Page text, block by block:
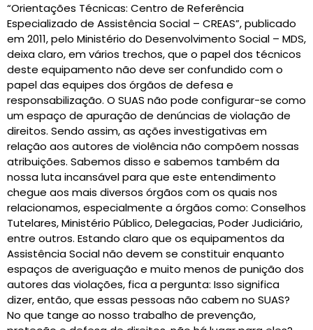
“Orientações Técnicas: Centro de Referência
Especializado de Assistência Social – CREAS”, publicado
em 2011, pelo Ministério do Desenvolvimento Social – MDS,
deixa claro, em vários trechos, que o papel dos técnicos
deste equipamento não deve ser confundido com o
papel das equipes dos órgãos de defesa e
responsabilização. O SUAS não pode configurar-se como
um espaço de apuração de denúncias de violação de
direitos. Sendo assim, as ações investigativas em
relação aos autores de violência não compõem nossas
atribuições. Sabemos disso e sabemos também da
nossa luta incansável para que este entendimento
chegue aos mais diversos órgãos com os quais nos
relacionamos, especialmente a órgãos como: Conselhos
Tutelares, Ministério Público, Delegacias, Poder Judiciário,
entre outros. Estando claro que os equipamentos da
Assistência Social não devem se constituir enquanto
espaços de averiguação e muito menos de punição dos
autores das violações, fica a pergunta: Isso significa
dizer, então, que essas pessoas não cabem no SUAS?
No que tange ao nosso trabalho de prevenção,